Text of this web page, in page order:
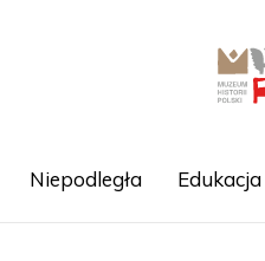
Niepodległa Edukacja